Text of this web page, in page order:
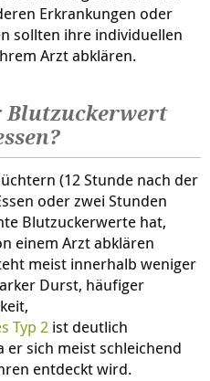
Erkrankungen oder
sollten ihre individuellen
Arzt abklären.
Blutzuckerwert
(12 Stunde nach der
oder zwei Stunden
Blutzuckerwerte hat,
einem Arzt abklären
meist innerhalb weniger
Durst, häufiger
Typ 2 ist deutlich
er sich meist schleichend
entdeckt wird.